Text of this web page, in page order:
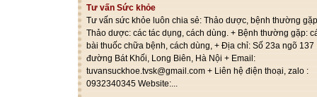
Tư vấn Sức khỏe
Tư vấn sức khỏe luôn chia sẻ: Thảo dược, bệnh thường
Thảo dược: các tác dụng, cách dùng. + Bệnh thường gặp:
bài thuốc chữa bệnh, cách dùng, + Địa chỉ: Số 23a ngõ 137
đường Bát Khối, Long Biên, Hà Nội + Email:
tuvansuckhoe.tvsk@gmail.com + Liên hệ điện thoại, zalo :
0932340345 Website:...